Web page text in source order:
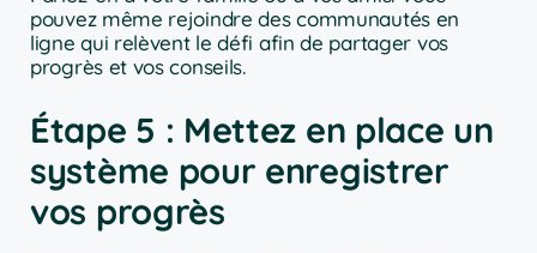
pouvez même rejoindre des communautés en
ligne qui relèvent le défi afin de partager vos
progrès et vos conseils.
Étape 5 : Mettez en place un
système pour enregistrer
vos progrès